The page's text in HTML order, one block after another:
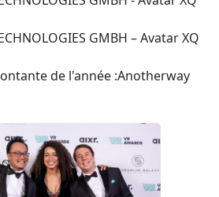
GMBH – Avatar XQ
de l'année :Anotherway